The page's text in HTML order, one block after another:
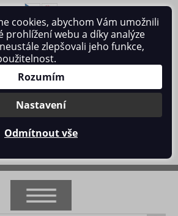
podmínky
Ochrana osobních údajů
Kontakt
Přihlásit se/Registrace
cookies, abychom Vám umožnili
prohlížení webu a díky analýze
zlepšovali jeho funkce,
Rozumím
Nastavení
Odmítnout vše